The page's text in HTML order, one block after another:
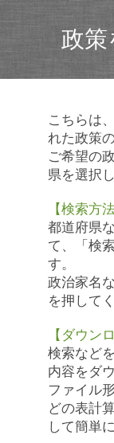
政策
こちらは
れた政策
ご希望の
県を選択
【検索方法
都道府県
て、「検
す。
政治家名
を押して
【ダウン
検索など
内容をダ
ファイル
どの表計
して簡単